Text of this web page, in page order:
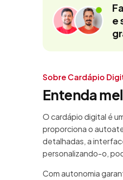
e
Sobre Cardápio
Entenda
O cardápio digital é
proporciona o
detalhadas, a
personalizando-o,
Com autonomia